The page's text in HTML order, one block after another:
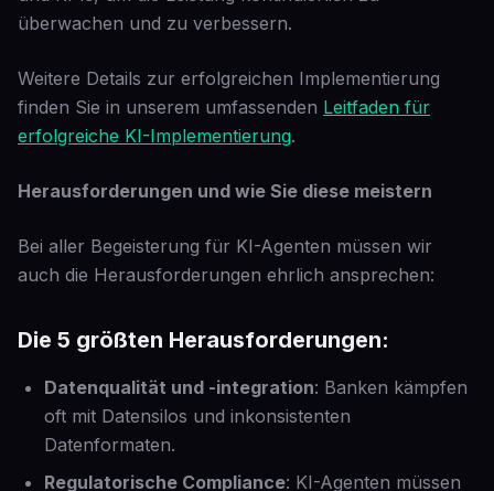
überwachen und zu verbessern.
Weitere Details zur erfolgreichen Implementierung
finden Sie in unserem umfassenden Leitfaden für
erfolgreiche KI-Implementierung.
Herausforderungen und wie Sie diese meistern
Bei aller Begeisterung für KI-Agenten müssen wir
auch die Herausforderungen ehrlich ansprechen:
Die 5 größten Herausforderungen:
Datenqualität und -integration: Banken kämpfen
oft mit Datensilos und inkonsistenten
Datenformaten.
Regulatorische Compliance: KI-Agenten müssen